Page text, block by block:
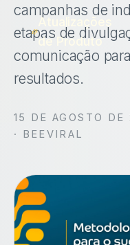
Atualizações
de Produto
campanhas de
etapas de
comunicação
resultados.
15 DE AGOSTO DE
· BEEVIRAL